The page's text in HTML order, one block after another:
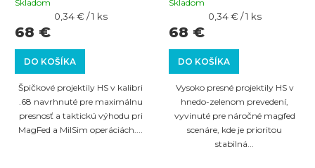
milsig hry
Skladom
DO KOŠÍKA
68 €
Jednotková
0,34 € / 1 ks
Špičkové projektily HS v kalibri
.68 navrhnuté pre maximálnu
presnosť a taktickú výhodu pri
MagFed a MilSim operáciách....
milsim hry
Skladom
DO KOŠÍKA
68 €
Jednotková
0,34 € / 1 ks
Vysoko presné projektily HS v
hnedo-zelenom prevedení,
vyvinuté pre náročné magfed
scenáre, kde je prioritou
stabilná...